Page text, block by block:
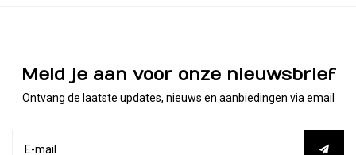
Meld je aan voor onze nieuwsbrief
Ontvang de laatste updates, nieuws en aanbiedingen via email